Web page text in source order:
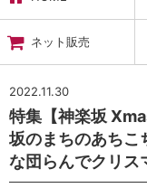
ネット販売
2022.11.30
特集【神楽坂
坂のまちのあちこ
な団らんでクリス